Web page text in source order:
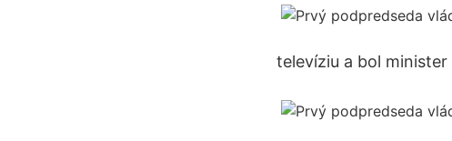
televíziu a bol